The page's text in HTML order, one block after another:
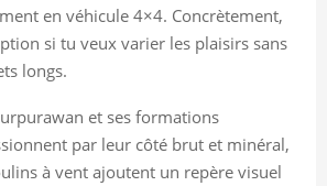
en véhicule 4×4. Concrètement,
si tu veux varier les plaisirs sans
longs.
et ses formations
par leur côté brut et minéral,
à vent ajoutent un repère visuel